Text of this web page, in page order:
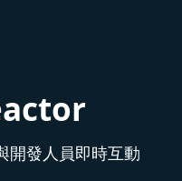
開發人員即時互動